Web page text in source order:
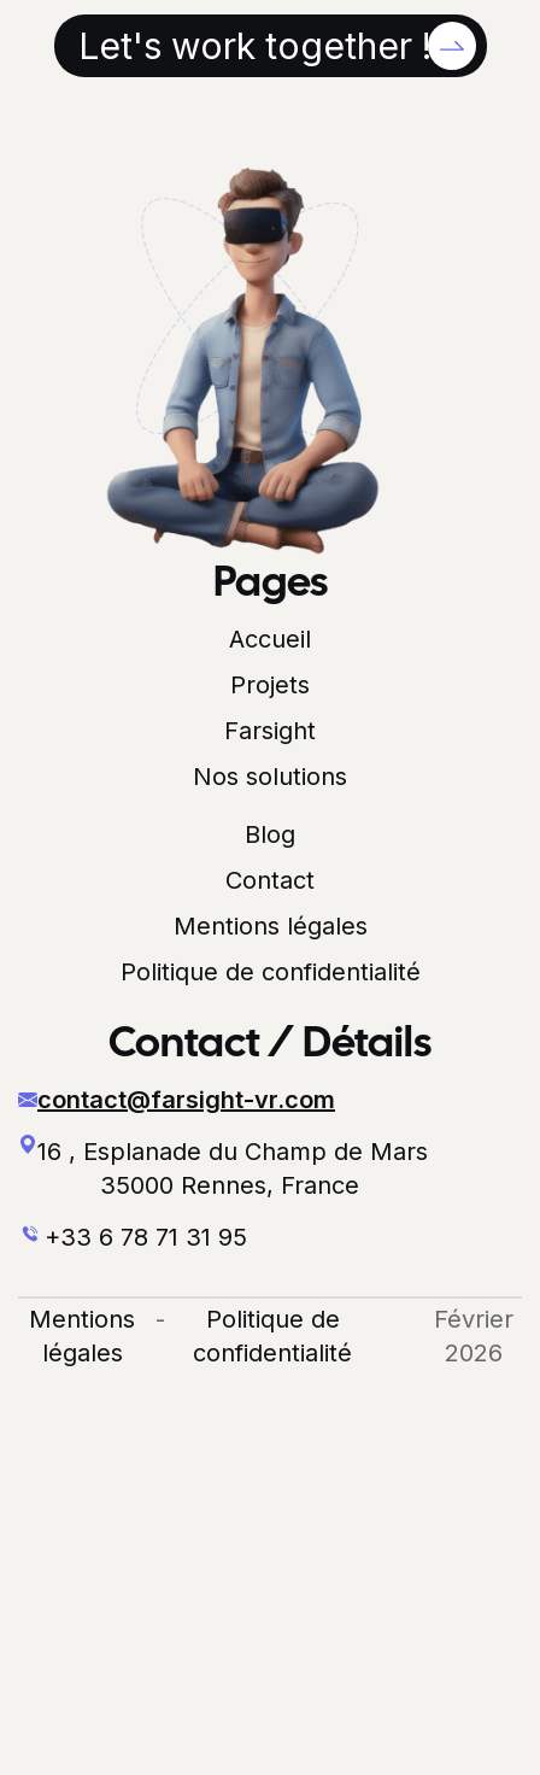
Let's work together !
Pages
Accueil
Projets
Farsight
Nos solutions
Blog
Contact
Mentions légales
Politique de confidentialité
Contact / Détails
contact@farsight-vr.com
16 , Esplanade du Champ de Mars
35000 Rennes, France
+33 6 78 71 31 95
Mentions
légales
-
Politique de
confidentialité
Février
2026